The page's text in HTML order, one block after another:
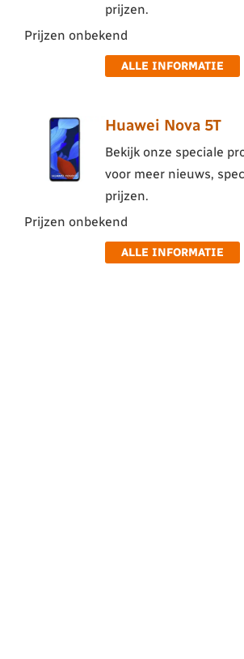
prijzen.
Prijzen onbekend
ALLE INFORMATIE
Huawei Nova 5T
Bekijk onze speciale
voor meer nieuws,
prijzen.
Prijzen onbekend
ALLE INFORMATIE